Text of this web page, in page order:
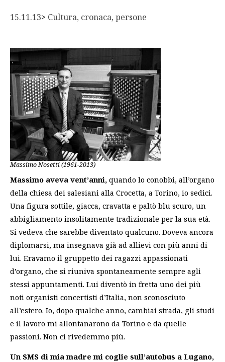
15.11.13> Cultura, cronaca, persone
Massimo Nosetti (1961-2013)
Massimo aveva vent’anni, quando lo conobbi, all’organo
della chiesa dei salesiani alla Crocetta, a Torino, io sedici.
Una figura sottile, giacca, cravatta e paltò blu scuro, un
abbigliamento insolitamente tradizionale per la sua età.
Si vedeva che sarebbe diventato qualcuno. Doveva ancora
diplomarsi, ma insegnava già ad allievi con più anni di
lui. Eravamo il gruppetto dei ragazzi appassionati
d’organo, che si riuniva spontaneamente sempre agli
stessi appuntamenti. Lui diventò in fretta uno dei più
noti organisti concertisti d’Italia, non sconosciuto
all’estero. Io, dopo qualche anno, cambiai strada, gli studi
e il lavoro mi allontanarono da Torino e da quelle
passioni. Non ci rivedemmo più.
Un SMS di mia madre mi coglie sull’autobus a Lugano,